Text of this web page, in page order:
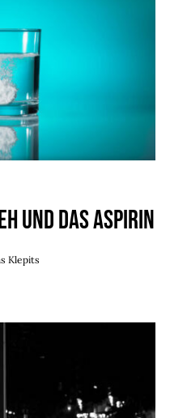
und das Aspirin
Klepits